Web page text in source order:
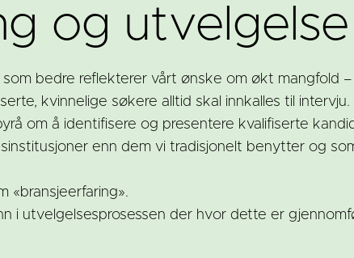
og utvelgelse
som bedre reflekterer vårt ønske om økt mangfold
kvinnelige søkere alltid skal innkalles til intervju.
om å identifisere og presentere kvalifiserte
enn dem vi tradisjonelt benytter og
«bransjeerfaring».
i utvelgelsesprosessen der hvor dette er